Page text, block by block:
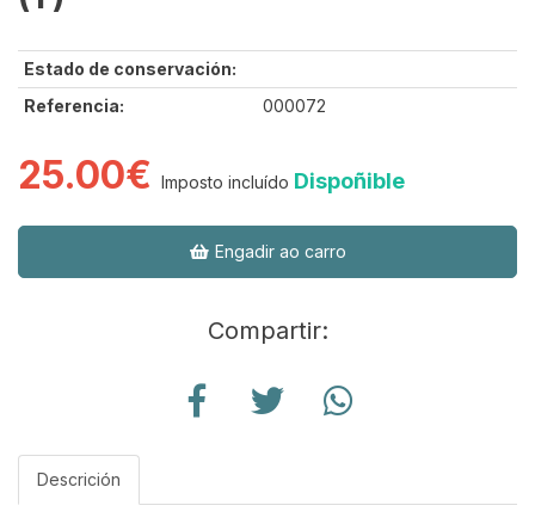
Estado de conservación:
Referencia:
000072
25.00€ Imposto incluído Dispoñible
Engadir ao carro
Compartir:
Descrición